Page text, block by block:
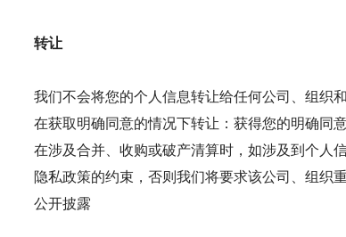
转让
我们不会将您的个人信息转让给任何公司、组织
在获取明确同意的情况下转让：获得您的明确同
在涉及合并、收购或破产清算时，如涉及到个人
隐私政策的约束，否则我们将要求该公司、组织
公开披露